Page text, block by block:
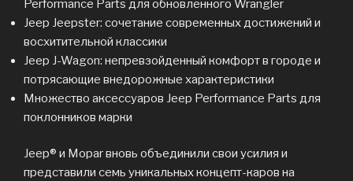
Performance Parts для обновленного Wrangler
Jeep Jeepster: сочетание современных достижений и
восхитительной классики
Jeep J-Wagon: непревзойденный комфорт в городе и
потрясающие внедорожные характеристики
Множество аксессуаров Jeep Performance Parts для
поклонников марки
Jeep® и Mopar вновь объединили свои усилия и
представили семь уникальных концепт-каров на